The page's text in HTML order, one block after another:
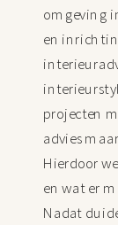
omgeving
en
projecten
advies
Hierdoor
en wat er
Nadat